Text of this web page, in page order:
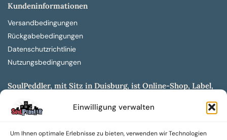
Einwilligung verwalten
Um Ihnen optimale Erlebnisse zu bieten, verwenden wir Technologien
Kundeninformationen
Versandbedingungen
Rückgabebedingungen
Datenschutzrichtlinie
Nutzungsbedingungen
SoulPeddler, mit Sitz in Duisburg, ist Online-Shop, Label,
entwickelt aus dem SoulPeddler Vinyl-Presswerk und
unserer Online-Gig-Plattform.
Wir bieten eine breite Auswahl an sowohl hochgradig